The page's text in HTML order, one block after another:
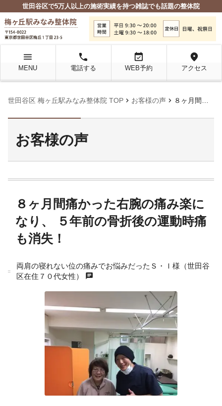
世田谷区で5万人以上の施術実績を持つ雑誌でも話題の整体院
menu
MENU
local_phone
電話する
event_available
WEB予約
location_on
アクセス
世田谷区 梅ヶ丘駅みなみ整体院 TOP chevron_right お客様の声 chevron_right ８ヶ月間痛かった右腕の痛み楽になり、 ５年前の骨折後の運動時痛も消失！
お客様の声
８ヶ月間痛かった右腕の痛み楽に
なり、 ５年前の骨折後の運動時痛
も消失！
両肩の寝れない位の痛みでお悩みだったＳ・Ｉ様（世田谷
区在住７０代女性）
chat